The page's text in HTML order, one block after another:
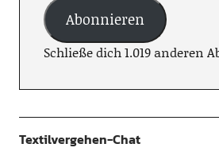
Abonnieren
Schließe dich 1.019 anderen
Textilvergehen-Chat